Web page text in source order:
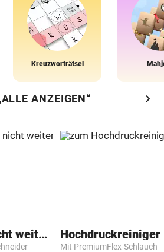
Kreuzworträtsel
ANZEIGEN“ chevron_right
Wenn der Arzt nicht weiter weiß Hochdruckreiniger
Mit PremiumFlex-Schlauch